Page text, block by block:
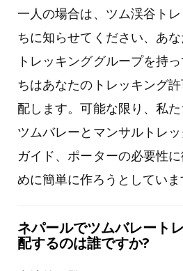
一人の場合は、ツム渓谷ト
ちに知らせてください、あ
トレッキンググループを持
ちはあなたのトレッキング
配します。可能な限り、私
ツムバレーとマンサルトレッ
ガイド、ポーターの必要性
めに簡単に作ろうとしていま
ネパールでツムバレート
配するのは誰ですか?